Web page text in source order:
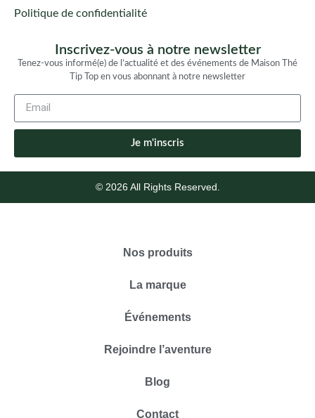
Politique de confidentialité
Inscrivez-vous à notre newsletter
Tenez-vous informé(e) de l’actualité et des événements de Maison Thé
Tip Top en vous abonnant à notre newsletter
Je m'inscris
© 2026 All Rights Reserved.
Nos produits
La marque
Événements
Rejoindre l’aventure
Blog
Contact